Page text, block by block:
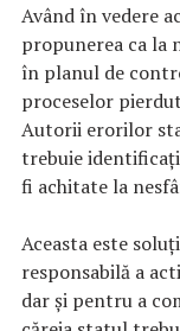
Având în vedere
propunerea ca la
în planul de
proceselor
Autorii erorilor
trebuie
fi achitate la
Aceasta este
responsabilă a
dar și pentru a